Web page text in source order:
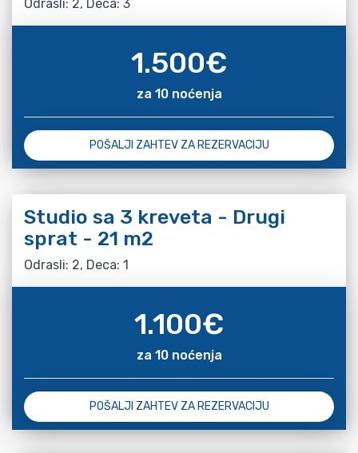
Odrasli: 2, Deca: 3
1.500€
za 10 noćenja
POŠALJI ZAHTEV ZA REZERVACIJU
Studio sa 3 kreveta - Drugi
sprat - 21 m2
Odrasli: 2, Deca: 1
1.100€
za 10 noćenja
POŠALJI ZAHTEV ZA REZERVACIJU